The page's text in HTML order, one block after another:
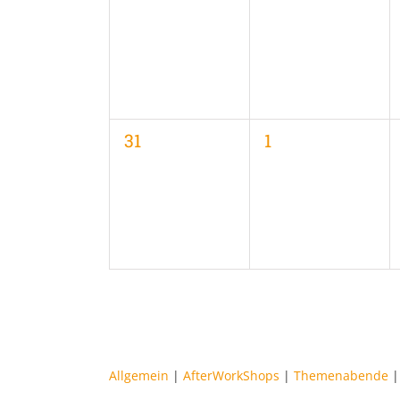
0
31
0
1
Allgemein | AfterWorkShops | Themenabende |